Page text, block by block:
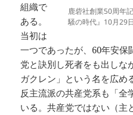
鹿砦社創業50周年
騒の時代』10月29
組織で
ある。
当初は
一つであったが、60年安保
党と訣別し死者をも出しな
ガクレン」という名を広め
反主流派の共産党系も「全
いる。共産党ではない（主